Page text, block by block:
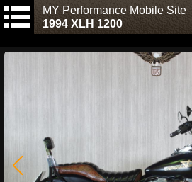
MY Performance Mobile Site
1994 XLH 1200